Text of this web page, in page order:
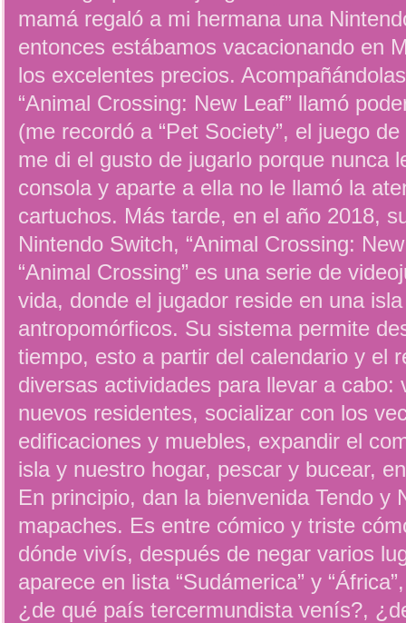
mamá regaló a mi hermana una
entonces estábamos vacacionando en
los excelentes precios.
“Animal Crossing: New Leaf” llamó
(me recordó a “Pet Society”, el juego
me di el gusto de jugarlo porque nunca
consola y aparte a ella no le llamó la
cartuchos. Más tarde, en el año 2018,
Nintendo Switch, “Animal Crossing:
“Animal Crossing” es una serie de
vida, donde el jugador reside en una
antropomórficos. Su sistema permite
tiempo, esto a partir del calendario y el
diversas actividades para llevar a cabo:
nuevos residentes, socializar con los
edificaciones y muebles, expandir el
isla y nuestro hogar, pescar y bucear,
En principio, dan la bienvenida Tendo y
mapaches. Es entre cómico y triste
dónde vivís, después de negar varios
aparece en lista “Sudámerica” y
¿de qué país tercermundista venís?,